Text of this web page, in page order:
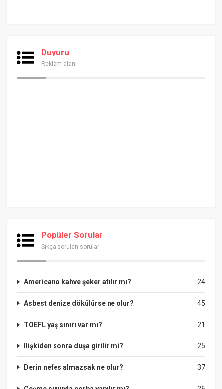
Duyuru
Reklam alanı
Popüler Sorular
Sıkça sorulan sorular
24
Americano kahve şeker atılır mı?
45
Asbest denize dökülürse ne olur?
21
TOEFL yaş sınırı var mı?
25
Ilişkiden sonra duşa girilir mi?
37
Derin nefes almazsak ne olur?